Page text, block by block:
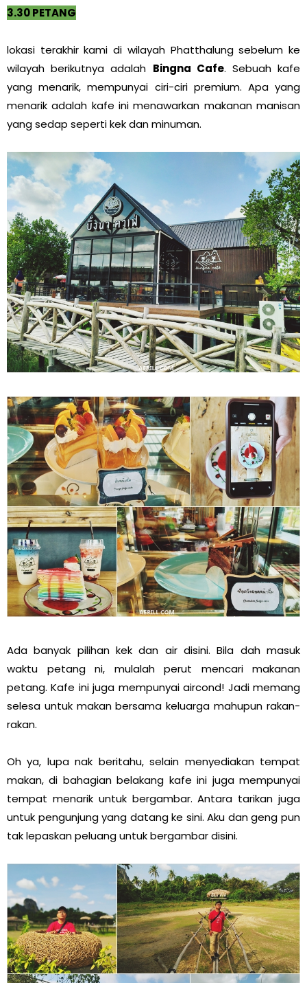
3.30 PETANG
lokasi terakhir kami di wilayah Phatthalung sebelum ke
wilayah berikutnya adalah Bingna Cafe. Sebuah kafe
yang menarik, mempunyai ciri-ciri premium. Apa yang
menarik adalah kafe ini menawarkan makanan manisan
yang sedap seperti kek dan minuman.
Ada banyak pilihan kek dan air disini. Bila dah masuk
waktu petang ni, mulalah perut mencari makanan
petang. Kafe ini juga mempunyai aircond! Jadi memang
selesa untuk makan bersama keluarga mahupun rakan-
rakan.
Oh ya, lupa nak beritahu, selain menyediakan tempat
makan, di bahagian belakang kafe ini juga mempunyai
tempat menarik untuk bergambar. Antara tarikan juga
untuk pengunjung yang datang ke sini. Aku dan geng pun
tak lepaskan peluang untuk bergambar disini.